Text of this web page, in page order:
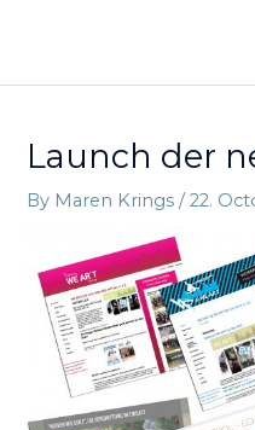
Launch der
By Maren Krings/22.